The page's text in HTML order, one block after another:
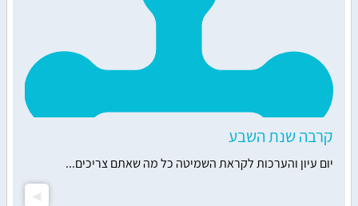
קרבה שנת השבע
יום עיון והערכות לקראת השמיטה כל מה שאתם צריכים...